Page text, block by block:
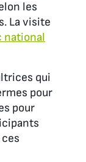
les
La visite
national
qui
pour
pour